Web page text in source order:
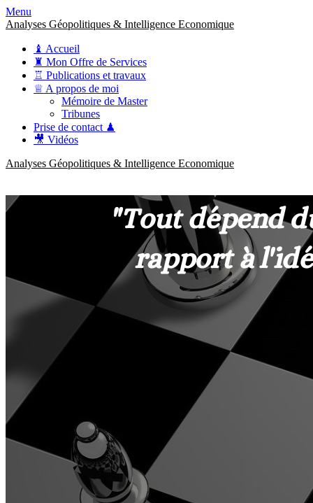
Menu
Analyses Géopolitiques & Intelligence Economique
♝ Accueil
♜ Mon Offre de Services
♖ Publications et travaux
♕ A propos de moi
Mémoire de Master
Tribunes
Prise de contact ♟
🎥 Vidéos
Analyses Géopolitiques & Intelligence Economique